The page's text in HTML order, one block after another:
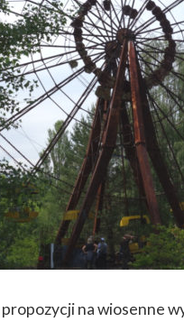
na wiosenne